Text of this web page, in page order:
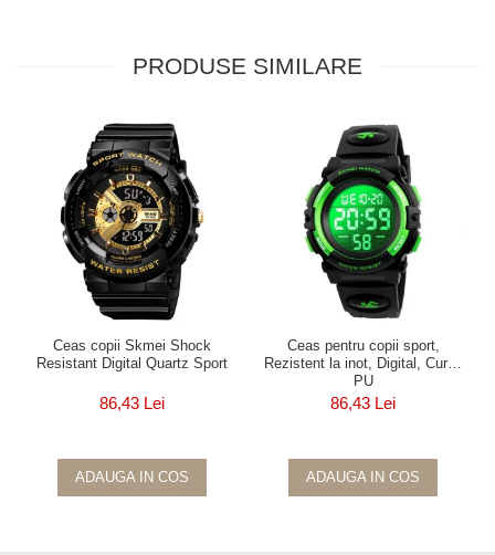
PRODUSE SIMILARE
Ceas copii Skmei Shock
Resistant Digital Quartz Sport
86,43 Lei
ADAUGA IN COS
Ceas pentru copii sport,
Rezistent la inot, Digital, Curea
PU
86,43 Lei
ADAUGA IN COS